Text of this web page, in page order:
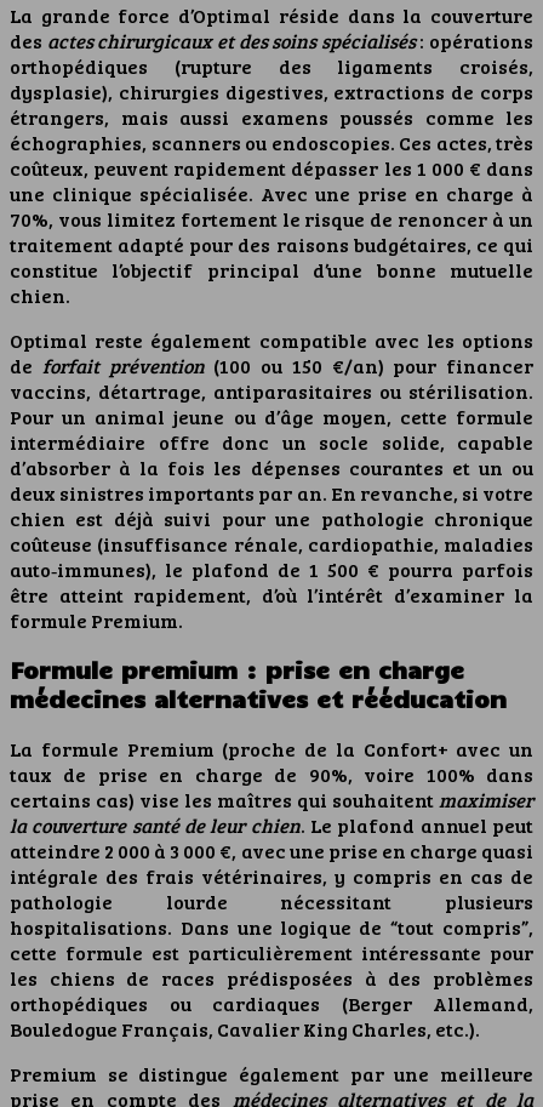
La grande force d’Optimal réside dans la couverture
des actes chirurgicaux et des soins spécialisés: opérations
orthopédiques (rupture des ligaments croisés,
dysplasie), chirurgies digestives, extractions de corps
étrangers, mais aussi examens poussés comme les
échographies, scanners ou endoscopies. Ces actes, très
coûteux, peuvent rapidement dépasser les 1 000 € dans
une clinique spécialisée. Avec une prise en charge à
70%, vous limitez fortement le risque de renoncer à un
traitement adapté pour des raisons budgétaires, ce qui
constitue l’objectif principal d’une bonne mutuelle
chien.
Optimal reste également compatible avec les options
de forfait prévention(100 ou 150 €/an) pour financer
vaccins, détartrage, antiparasitaires ou stérilisation.
Pour un animal jeune ou d’âge moyen, cette formule
intermédiaire offre donc un socle solide, capable
d’absorber à la fois les dépenses courantes et un ou
deux sinistres importants par an. En revanche, si votre
chien est déjà suivi pour une pathologie chronique
coûteuse (insuffisance rénale, cardiopathie, maladies
auto‑immunes), le plafond de 1 500 € pourra parfois
être atteint rapidement, d’où l’intérêt d’examiner la
formule Premium.
Formule premium : prise en charge
médecines alternatives et rééducation
La formule Premium (proche de la Confort+ avec un
taux de prise en charge de 90%, voire 100% dans
certains cas) vise les maîtres qui souhaitent maximiser
la couverture santé de leur chien. Le plafond annuel peut
atteindre 2 000 à 3 000 €, avec une prise en charge quasi
intégrale des frais vétérinaires, y compris en cas de
pathologie lourde nécessitant plusieurs
hospitalisations. Dans une logique de “tout compris”,
cette formule est particulièrement intéressante pour
les chiens de races prédisposées à des problèmes
orthopédiques ou cardiaques (Berger Allemand,
Bouledogue Français, Cavalier King Charles, etc.).
Premium se distingue également par une meilleure
prise en compte des médecines alternatives et de la